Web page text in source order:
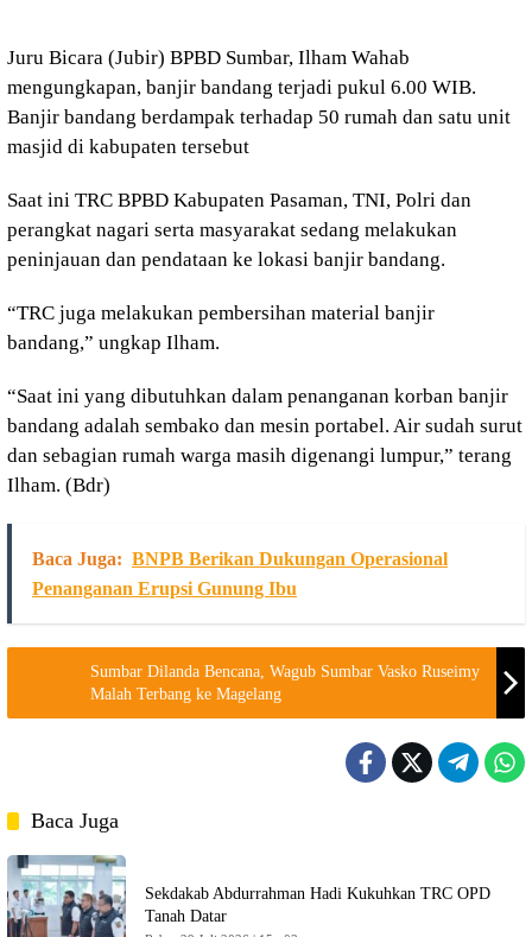
Juru Bicara (Jubir) BPBD Sumbar, Ilham Wahab
mengungkapan, banjir bandang terjadi pukul 6.00 WIB.
Banjir bandang berdampak terhadap 50 rumah dan satu unit
masjid di kabupaten tersebut
Saat ini TRC BPBD Kabupaten Pasaman, TNI, Polri dan
perangkat nagari serta masyarakat sedang melakukan
peninjauan dan pendataan ke lokasi banjir bandang.
“TRC juga melakukan pembersihan material banjir
bandang,” ungkap Ilham.
“Saat ini yang dibutuhkan dalam penanganan korban banjir
bandang adalah sembako dan mesin portabel. Air sudah surut
dan sebagian rumah warga masih digenangi lumpur,” terang
Ilham. (Bdr)
Baca Juga: BNPB Berikan Dukungan Operasional
Penanganan Erupsi Gunung Ibu
Sumbar Dilanda Bencana, Wagub Sumbar Vasko Ruseimy
Malah Terbang ke Magelang
Baca Juga
Sekdakab Abdurrahman Hadi Kukuhkan TRC OPD
Tanah Datar